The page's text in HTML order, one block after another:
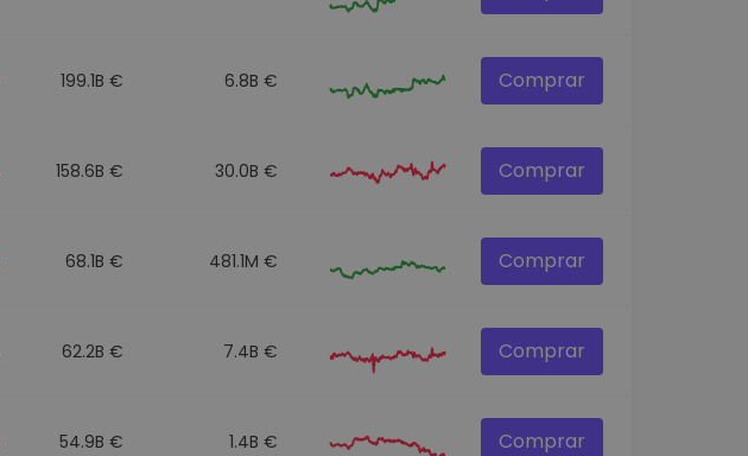
199.1B € 6.8B € Comprar
158.6B € 30.0B € Comprar
68.1B € 481.1M € Comprar
62.2B € 7.4B € Comprar
54.9B € 1.4B € Comprar